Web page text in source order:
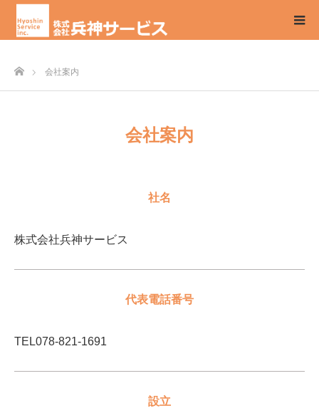
ホーム会社案内
会社案内
社名
株式会社兵神サービス
代表電話番号
TEL078-821-1691
設立